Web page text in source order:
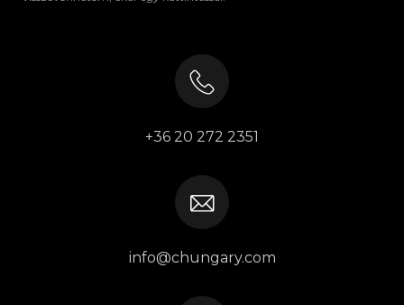
+36 20 272 2351
info@chungary.com